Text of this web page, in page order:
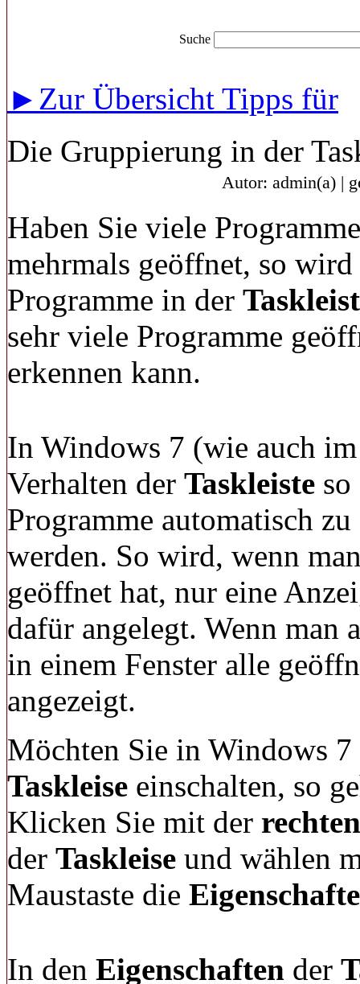
Suche
►Zur Übersicht Tipps für
Die Gruppierung in der
Autor: admin(a) |
Haben Sie viele
mehrmals geöffnet, so
Programme in der
sehr viele Programme
erkennen kann.
In Windows 7 (wie auch
Verhalten der Taskleiste so
Programme automatisch
werden. So wird, wenn
geöffnet hat, nur eine
dafür angelegt. Wenn man
in einem Fenster alle
angezeigt.
Möchten Sie in Windows
Taskleise einschalten, so
Klicken Sie mit der
der Taskleise und wählen
Maustaste die
In den Eigenschaften der